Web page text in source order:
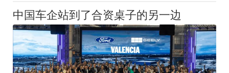
中国车企站到了合资桌子的另一边